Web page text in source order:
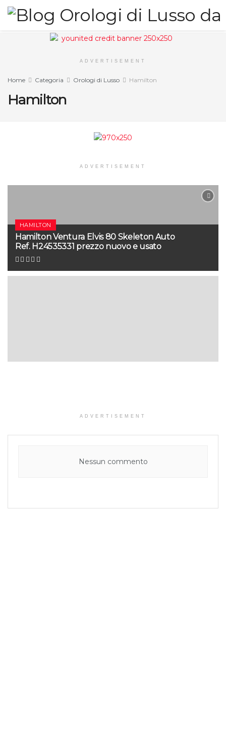
ADVERTISEMENT
Home Categoria Orologi di Lusso Hamilton
Hamilton
ADVERTISEMENT
HAMILTON
Hamilton Ventura Elvis 80 Skeleton Auto
Ref. H24535331 prezzo nuovo e usato
ADVERTISEMENT
Nessun commento